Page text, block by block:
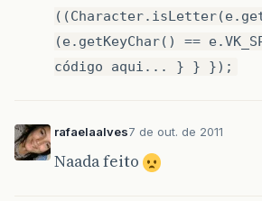
(e.getKeyChar() ==
código aqui... } } });
rafaelaalves7 de out. de 2011
Naada feito